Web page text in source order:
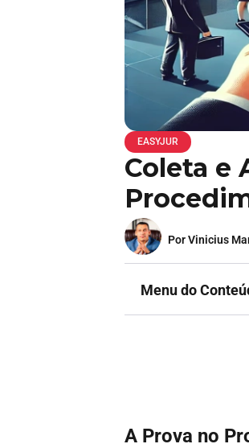
EASYJUR
Coleta e
Por Vinicius
Menu do
A Prova no